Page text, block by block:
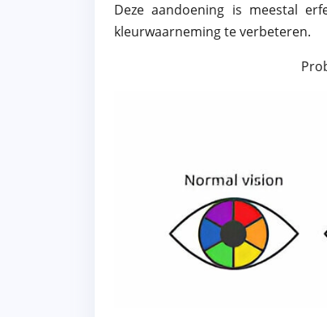
Deze aandoening is meestal
kleurwaarneming te verbeteren.